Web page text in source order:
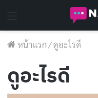
หน้าแรก/ดูอะไรดี
ดูอะไรดี